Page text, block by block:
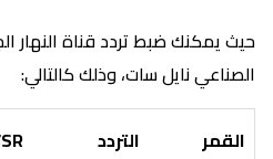
الصناعي نايل سات، وذلك كالتالي:
القمر
التردد